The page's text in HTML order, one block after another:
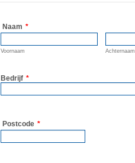
Naam *
Voornaam Achternaam
Bedrijf *
Postcode *